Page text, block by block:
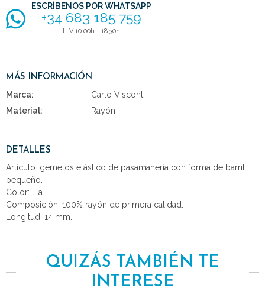
ESCRÍBENOS POR WHATSAPP
+34 683 185 759
L-V 10:00h - 18:30h
MÁS INFORMACIÓN
Marca:
Carlo Visconti
Material:
Rayón
DETALLES
Artículo: gemelos elástico de pasamanería con forma de barril
pequeño.
Color: lila.
Composición: 100% rayón de primera calidad.
Longitud: 14 mm.
QUIZÁS TAMBIÉN TE
INTERESE